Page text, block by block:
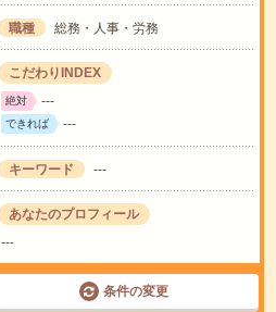
職種 総務・人事・労務
こだわりINDEX
絶対 ---
できれば ---
キーワード ---
あなたのプロフィール
---
条件の変更